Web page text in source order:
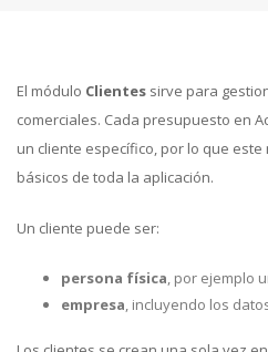
El módulo Clientes sirve para
comerciales. Cada presupuesto en
un cliente específico, por lo que
básicos de toda la aplicación.
Un cliente puede ser:
persona física, por ejemplo
empresa, incluyendo los